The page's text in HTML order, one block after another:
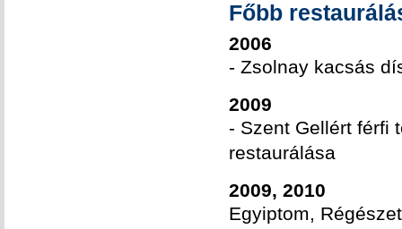
Főbb
2006
- Zsolnay kacsás
2009
- Szent Gellért férfi
restaurálása
2009, 2010
Egyiptom,